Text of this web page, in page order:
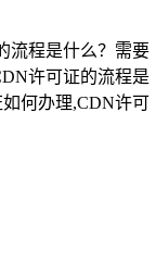
流程是什么？需要
许可证的流程是
何办理,CDN许可